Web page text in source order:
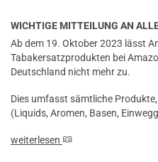
WICHTIGE MITTEILUNG AN
Ab dem 19. Oktober 2023 lässt
Tabakersatzprodukten bei
Deutschland nicht mehr zu.
Dies umfasst sämtliche
(Liquids, Aromen, Basen,
weiterlesen